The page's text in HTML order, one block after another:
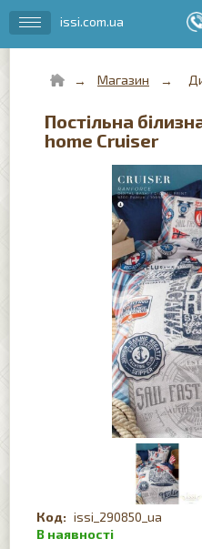
issi.com.ua
Магазин
Постільна
home Cruiser
issi_290850_ua